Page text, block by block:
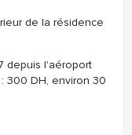
de la résidence
depuis l'aéroport
300 DH, environ 30